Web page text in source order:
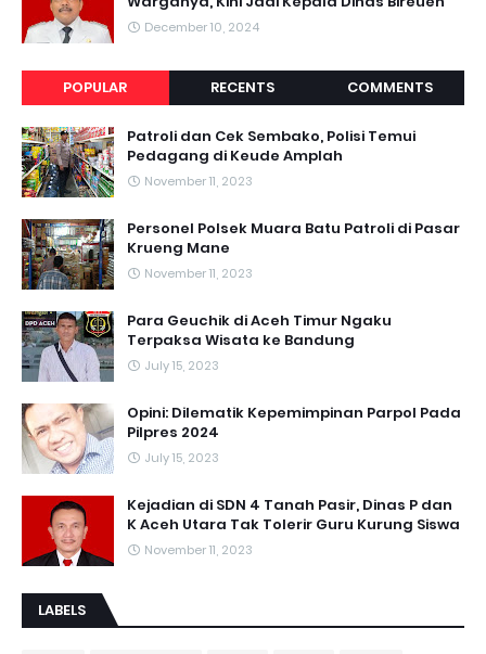
December 10, 2024
POPULAR RECENTS COMMENTS
Patroli dan Cek Sembako, Polisi Temui
Pedagang di Keude Amplah
November 11, 2023
Personel Polsek Muara Batu Patroli di Pasar
Krueng Mane
November 11, 2023
Para Geuchik di Aceh Timur Ngaku
Terpaksa Wisata ke Bandung
July 15, 2023
Opini: Dilematik Kepemimpinan Parpol Pada
Pilpres 2024
July 15, 2023
Kejadian di SDN 4 Tanah Pasir, Dinas P dan
K Aceh Utara Tak Tolerir Guru Kurung Siswa
November 11, 2023
LABELS